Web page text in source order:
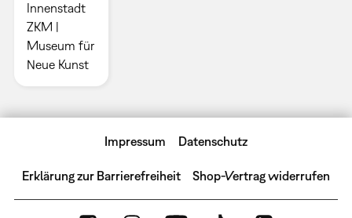
Innenstadt
ZKM |
Museum für
Neue Kunst
Impressum Datenschutz
Erklärung zur Barrierefreiheit Shop-Vertrag widerrufen